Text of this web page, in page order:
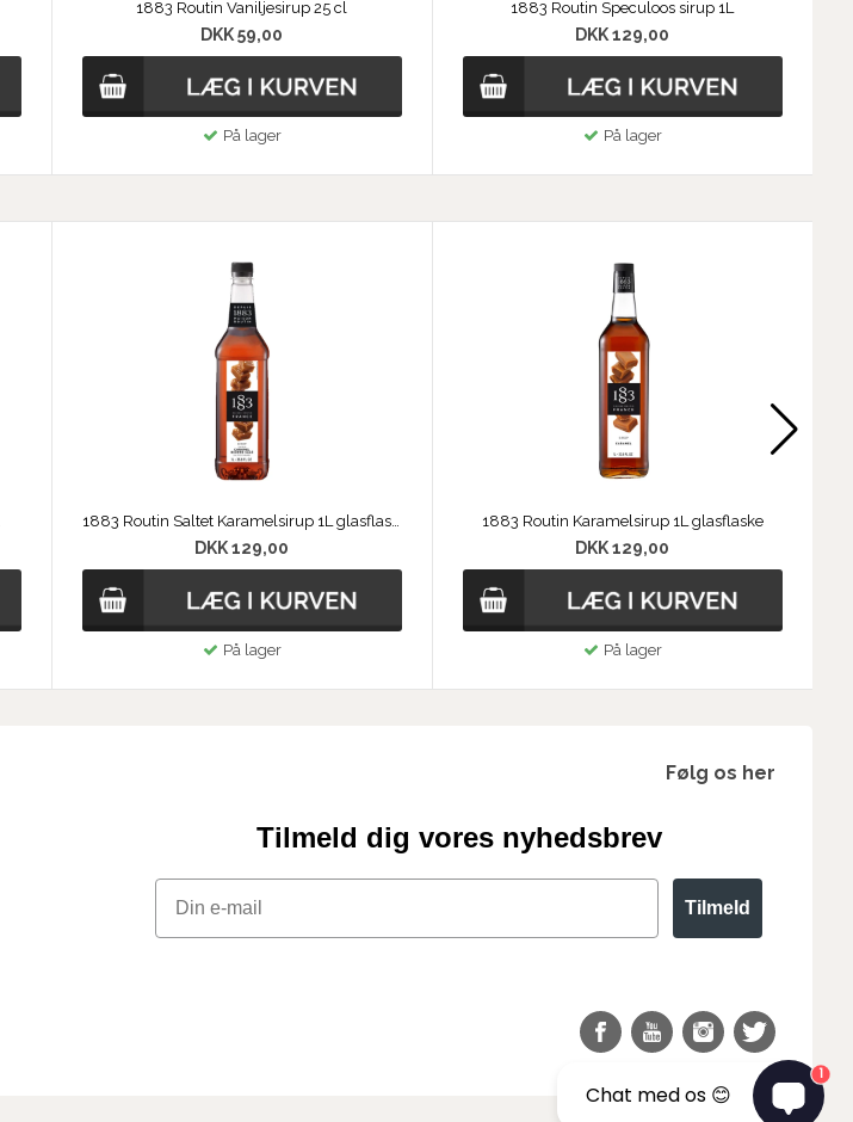
1883 Routin Vaniljesirup 25 cl
DKK 59,00
På lager
1883 Routin Speculoos sirup 1L
DKK 129,00
På lager
1883 Routin Saltet Karamelsirup 1L glasflaske
DKK 129,00
På lager
1883 Routin Karamelsirup 1L glasflaske
DKK 129,00
På lager
Følg os her
Tilmeld dig vores nyhedsbrev
Email
Tilmeld
Chat med os 😊
1